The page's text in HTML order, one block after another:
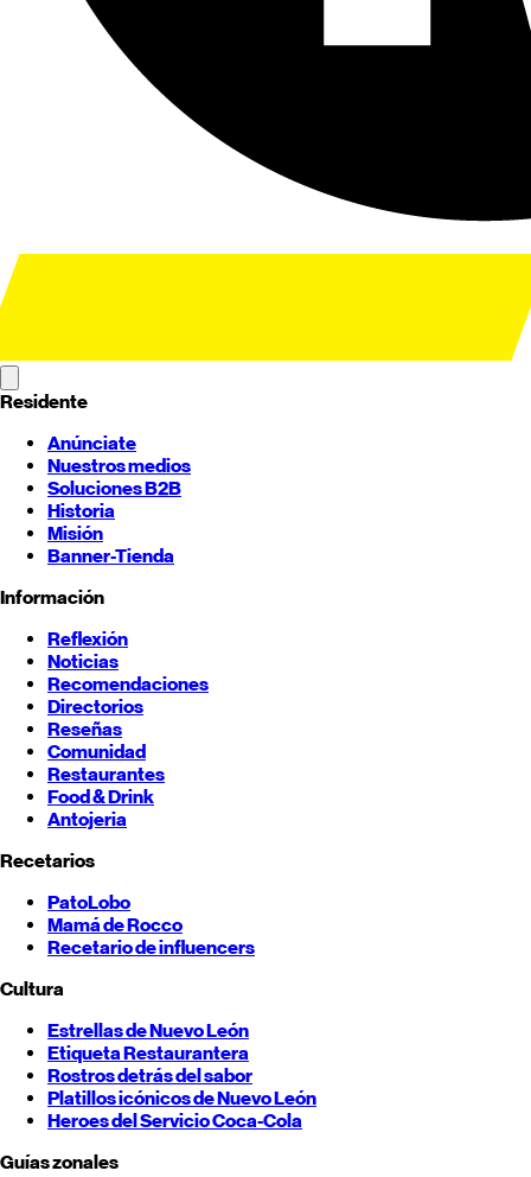
Residente
Anúnciate
Nuestros medios
Soluciones B2B
Historia
Misión
Banner-Tienda
Información
Reflexión
Noticias
Recomendaciones
Directorios
Reseñas
Comunidad
Restaurantes
Food & Drink
Antojeria
Recetarios
PatoLobo
Mamá de Rocco
Recetario de influencers
Cultura
Estrellas deNuevo León
Etiqueta Restaurantera
Rostros detrás del sabor
Platillos icónicos deNuevo León
Heroes del Servicio Coca-Cola
Guías zonales